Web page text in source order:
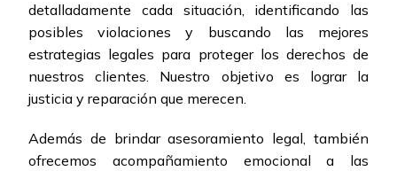
detalladamente cada situación, identificando las
posibles violaciones y buscando las mejores
estrategias legales para proteger los derechos de
nuestros clientes. Nuestro objetivo es lograr la
justicia y reparación que merecen.
Además de brindar asesoramiento legal, también
ofrecemos acompañamiento emocional a las